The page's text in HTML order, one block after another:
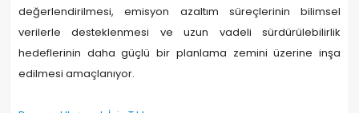
değerlendirilmesi, emisyon azaltım süreçlerinin bilimsel
verilerle desteklenmesi ve uzun vadeli sürdürülebilirlik
hedeflerinin daha güçlü bir planlama zemini üzerine inşa
edilmesi amaçlanıyor.